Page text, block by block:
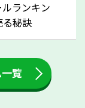
除けることも
をしておくの
。査定に影響
ちいただいて
ランキン
る秘訣
覧